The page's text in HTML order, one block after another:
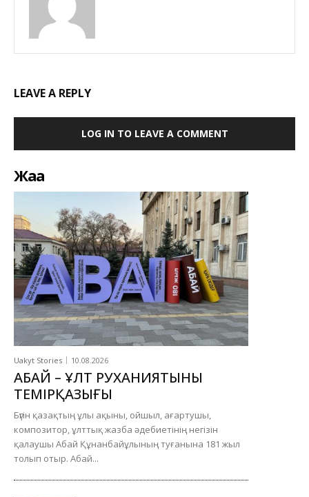
LEAVE A REPLY
LOG IN TO LEAVE A COMMENT
Жаңа
Uakyt Stories 10.08.2026
АБАЙ – ҰЛТ РУХАНИЯТЫНЫҢ
ТЕМІРҚАЗЫҒЫ
Бүгін қазақтың ұлы ақыны, ойшыл, ағартушы,
композитор, ұлттық жазба әдебиетінің негізін
қалаушы Абай Құнанбайұлының туғанына 181 жыл
толып отыр. Абай...